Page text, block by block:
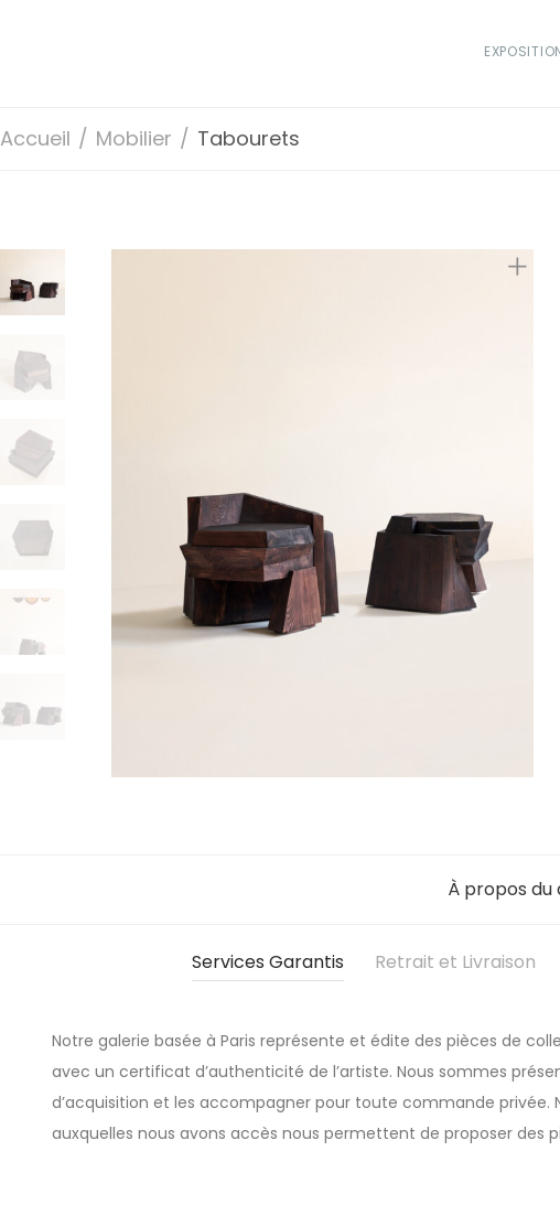
Accueil / Mobilier / Tabourets
À propos du
Services Garantis Retrait et Livraison
Notre galerie basée à Paris représente et édite des pièces de
avec un certificat d’authenticité de l’artiste. Nous sommes
d’acquisition et les accompagner pour toute commande
auxquelles nous avons accès nous permettent de proposer des